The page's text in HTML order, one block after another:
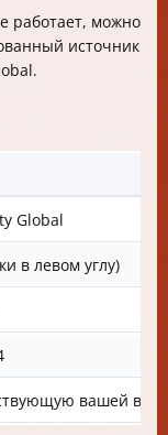
работает, можно
источник
Global
в левом углу)
вашей